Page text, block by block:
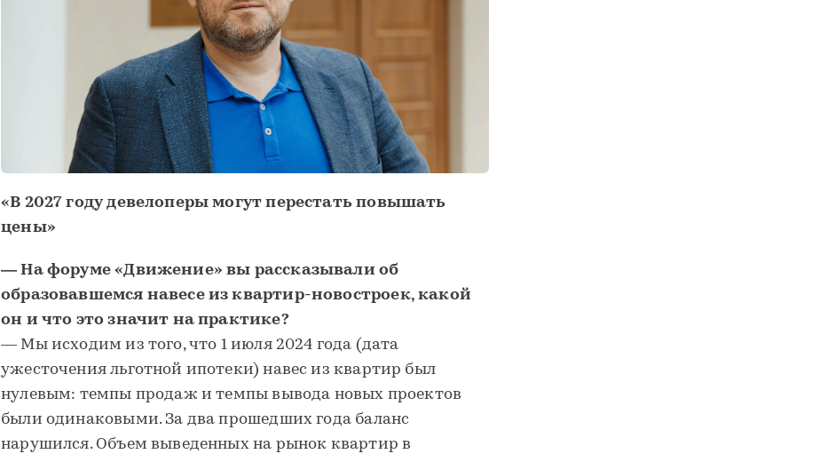
«В 2027 году девелоперы могут перестать повышать
цены»
— На форуме «Движение» вы рассказывали об
образовавшемся навесе из квартир-новостроек, какой
он и что это значит на практике?
— Мы исходим из того, что 1 июля 2024 года (дата
ужесточения льготной ипотеки) навес из квартир был
нулевым: темпы продаж и темпы вывода новых проектов
были одинаковыми. За два прошедших года баланс
нарушился. Объем выведенных на рынок квартир в